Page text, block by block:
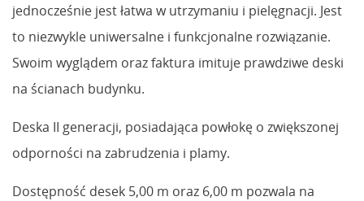
jednocześnie jest łatwa w utrzymaniu i pielęgnacji. Jest
to niezwykle uniwersalne i funkcjonalne rozwiązanie.
Swoim wyglądem oraz faktura imituje prawdziwe deski
na ścianach budynku.
Deska II generacji, posiadająca powłokę o zwiększonej
odporności na zabrudzenia i plamy.
Dostępność desek 5,00 m oraz 6,00 m pozwala na